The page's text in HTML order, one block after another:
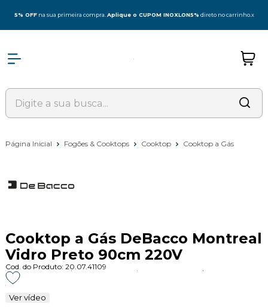
5% OFF na sua primeira compra.Aplique o CUPOM INOXLON5% direto no carrinho.x
Página Inicial Fogões & Cooktops Cooktop Cooktop a Gás
Cooktop a Gás DeBacco Montreal
Vidro Preto 90cm 220V
Cod. do Produto: 20.07.41109
Ver vídeo